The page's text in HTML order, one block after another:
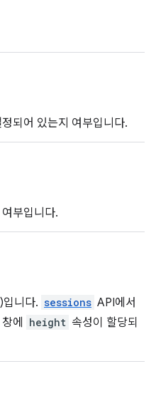
되어 있는지 여부입니다.
부입니다.
니다. sessions API에서
에
height 속성이 할당되